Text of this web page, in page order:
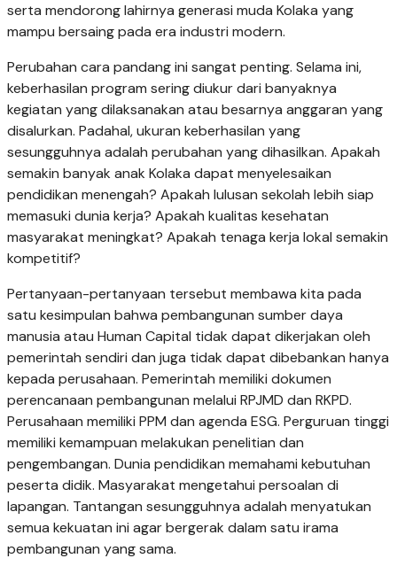
serta mendorong lahirnya generasi muda Kolaka yang
mampu bersaing pada era industri modern.
Perubahan cara pandang ini sangat penting. Selama ini,
keberhasilan program sering diukur dari banyaknya
kegiatan yang dilaksanakan atau besarnya anggaran yang
disalurkan. Padahal, ukuran keberhasilan yang
sesungguhnya adalah perubahan yang dihasilkan. Apakah
semakin banyak anak Kolaka dapat menyelesaikan
pendidikan menengah? Apakah lulusan sekolah lebih siap
memasuki dunia kerja? Apakah kualitas kesehatan
masyarakat meningkat? Apakah tenaga kerja lokal semakin
kompetitif?
Pertanyaan-pertanyaan tersebut membawa kita pada
satu kesimpulan bahwa pembangunan sumber daya
manusia atau Human Capital tidak dapat dikerjakan oleh
pemerintah sendiri dan juga tidak dapat dibebankan hanya
kepada perusahaan. Pemerintah memiliki dokumen
perencanaan pembangunan melalui RPJMD dan RKPD.
Perusahaan memiliki PPM dan agenda ESG. Perguruan tinggi
memiliki kemampuan melakukan penelitian dan
pengembangan. Dunia pendidikan memahami kebutuhan
peserta didik. Masyarakat mengetahui persoalan di
lapangan. Tantangan sesungguhnya adalah menyatukan
semua kekuatan ini agar bergerak dalam satu irama
pembangunan yang sama.